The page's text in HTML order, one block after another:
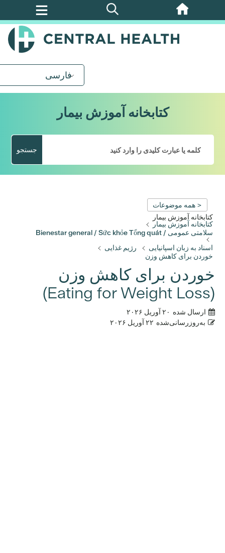
پرش
فارسی
کتابخانه آموزش بیمار
جستجو
< همه موضوعات
کتابخانه آموزش بیمار
کتابخانه آموزش بیمار
سلامتی عمومی / Bienestar general / Sức khỏe Tổng quát
اسناد به زبان اسپانیایی
رژیم غذایی
خوردن برای کاهش وزن
خوردن برای کاهش وزن
(Eating for Weight Loss)
ارسال شده ۲۰ آوریل ۲۰۲۶
به‌روزرسانی‌شده ۲۲ آوریل ۲۰۲۶